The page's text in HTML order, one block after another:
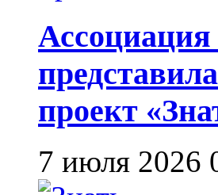
проект
7 июля 2026